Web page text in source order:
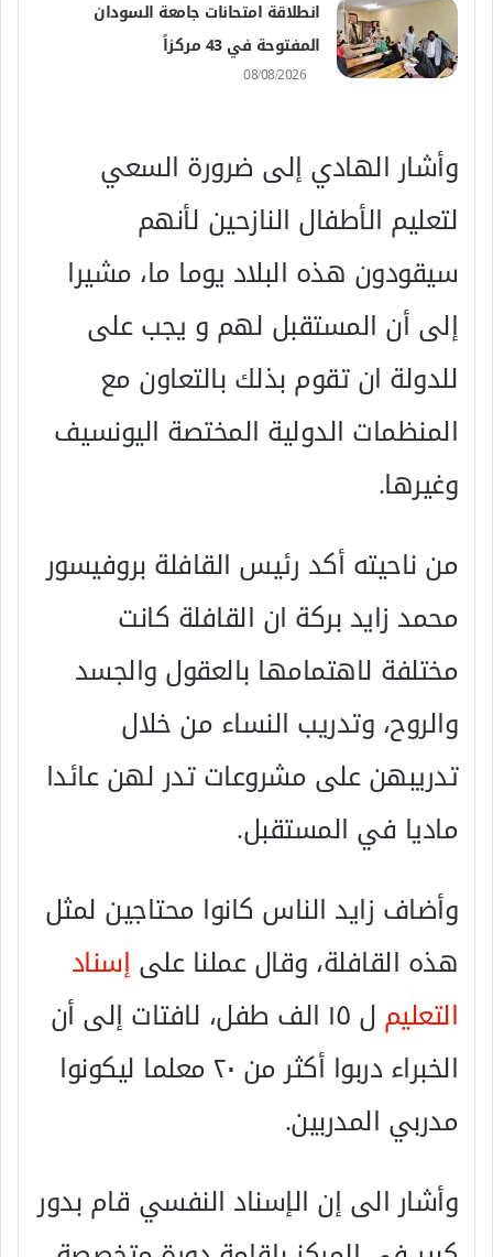
انطلاقة امتحانات جامعة السودان
المفتوحة في 43 مركزاً
08/08/2026
وأشار الهادي إلى ضرورة السعي
لتعليم الأطفال النازحين لأنهم
سيقودون هذه البلاد يوما ما، مشيرا
إلى أن المستقبل لهم و يجب على
للدولة ان تقوم بذلك بالتعاون مع
المنظمات الدولية المختصة اليونسيف
وغيرها.
من ناحيته أكد رئيس القافلة بروفيسور
محمد زايد بركة ان القافلة كانت
مختلفة لاهتمامها بالعقول والجسد
والروح، وتدريب النساء من خلال
تدريبهن على مشروعات تدر لهن عائدا
ماديا في المستقبل.
وأضاف زايد الناس كانوا محتاجين لمثل
هذه القافلة، وقال عملنا علىإسناد
التعليم
ل ١٥ الف طفل، لافتات إلى أن
الخبراء دربوا أكثر من ٢٠ معلما ليكونوا
مدربي المدربين.
وأشار الى إن الإسناد النفسي قام بدور